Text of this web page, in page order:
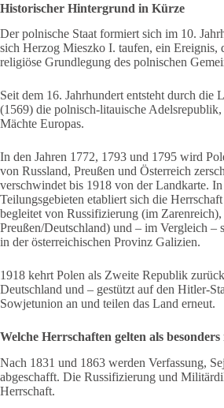
Historischer Hintergrund in Kürze
Der polnische Staat formiert sich im 10.
sich Herzog Mieszko I. taufen, ein Ereignis,
religiöse Grundlegung des polnischen
Seit dem 16. Jahrhundert entsteht durch die
(1569) die polnisch-litauische Adelsrepublik,
Mächte Europas.
In den Jahren 1772, 1793 und 1795 wird
von Russland, Preußen und Österreich
verschwindet bis 1918 von der Landkarte.
Teilungsgebieten etabliert sich die
begleitet von Russifizierung (im
Preußen/Deutschland) und – im Vergleich –
in der österreichischen Provinz Galizien.
1918 kehrt Polen als Zweite Republik
Deutschland und – gestützt auf den Hitler-
Sowjetunion an und teilen das Land erneut.
Welche Herrschaften gelten als besonders
Nach 1831 und 1863 werden Verfassung,
abgeschafft. Die Russifizierung und
Herrschaft.